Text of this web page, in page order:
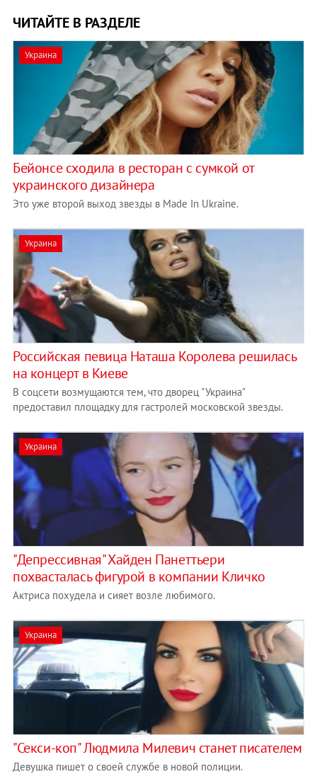
ЧИТАЙТЕ В РАЗДЕЛЕ
Украина
Бейонсе сходила в ресторан с сумкой от
украинского дизайнера
Это уже второй выход звезды в Made In Ukraine.
Украина
Российская певица Наташа Королева решилась
на концерт в Киеве
В соцсети возмущаются тем, что дворец "Украина"
предоставил площадку для гастролей московской звезды.
Украина
"Депрессивная" Хайден Панеттьери
похвасталась фигурой в компании Кличко
Актриса похудела и сияет возле любимого.
Украина
"Секси-коп" Людмила Милевич станет писателем
Девушка пишет о своей службе в новой полиции.